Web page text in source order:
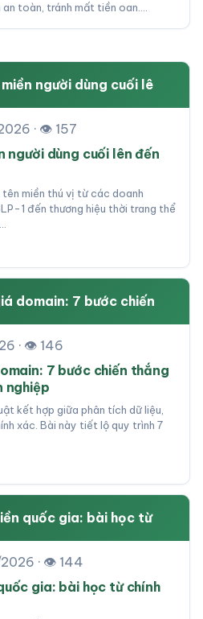
toàn, tránh mất tiền oan.…
người dùng cuối lê
· 👁 157
người dùng cuối lên đến
miền thú vị từ các doanh
1 đến thương hiệu thời trang thể
domain: 7 bước chiến
· 👁 146
7 bước chiến thắng
nghiệp
kết hợp giữa phân tích dữ liệu,
xác. Bài này tiết lộ quy trình 7
quốc gia: bài học từ
· 👁 144
gia: bài học từ chính